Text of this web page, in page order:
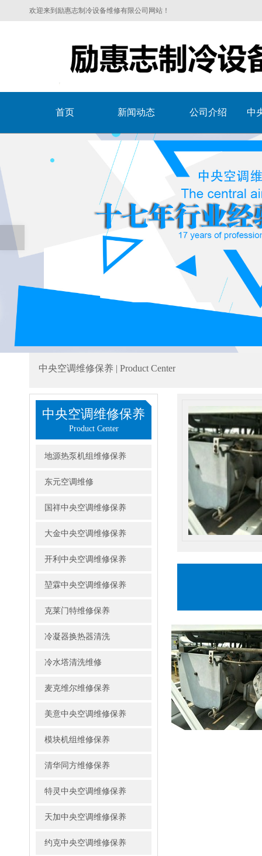
欢迎来到励惠志制冷设备维修有限公司网站！
首页 新闻动态 公司介绍 中
中央空调维修保养 | Product Center
中央空调维修保养
Product Center
地源热泵机组维修保养
东元空调维修
国祥中央空调维修保养
大金中央空调维修保养
开利中央空调维修保养
堃霖中央空调维修保养
克莱门特维修保养
冷凝器换热器清洗
冷水塔清洗维修
麦克维尔维修保养
美意中央空调维修保养
模块机组维修保养
清华同方维修保养
特灵中央空调维修保养
天加中央空调维修保养
约克中央空调维修保养